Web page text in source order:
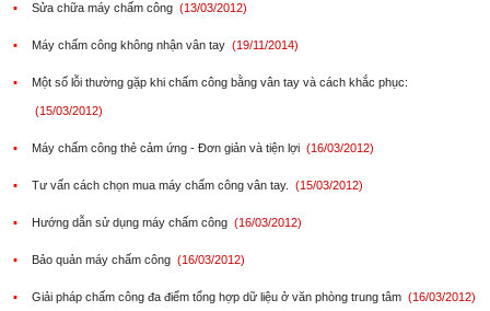
▪ Sửa chữa máy chấm công (13/03/2012)
▪ Máy chấm công không nhận vân tay (19/11/2014)
▪ Một số lỗi thường gặp khi chấm công bằng vân tay và cách khắc phục:
(15/03/2012)
▪ Máy chấm công thẻ cảm ứng - Đơn giản và tiện lợi (16/03/2012)
▪ Tư vấn cách chọn mua máy chấm công vân tay. (15/03/2012)
▪ Hướng dẫn sử dụng máy chấm công (16/03/2012)
▪ Bảo quản máy chấm công (16/03/2012)
▪ Giải pháp chấm công đa điểm tổng hợp dữ liệu ở văn phòng trung tâm (16/03/2012)